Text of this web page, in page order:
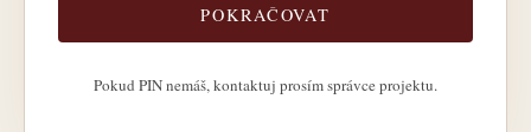
POKRAČOVAT
Pokud PIN nemáš, kontaktuj prosím správce projektu.